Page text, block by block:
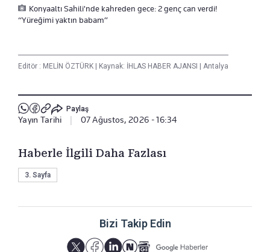
Konyaaltı Sahili'nde kahreden gece: 2 genç can verdi!
“Yüreğimi yaktın babam”
Editör : MELİN ÖZTÜRK | Kaynak: İHLAS HABER AJANSI | Antalya
Paylaş
Yayın Tarihi | 07 Ağustos, 2026 - 16:34
Haberle İlgili Daha Fazlası
3. Sayfa
Bizi Takip Edin